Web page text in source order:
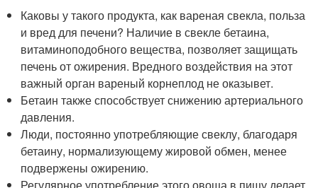
Каковы у такого продукта, как вареная свекла, польза
и вред для печени? Наличие в свекле бетаина,
витаминоподобного вещества, позволяет защищать
печень от ожирения. Вредного воздействия на этот
важный орган вареный корнеплод не оказывет.
Бетаин также способствует снижению артериального
давления.
Люди, постоянно употребляющие свеклу, благодаря
бетаину, нормализующему жировой обмен, менее
подвержены ожирению.